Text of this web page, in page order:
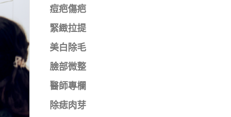
痘疤傷疤
緊緻拉提
美白除毛
臉部微整
醫師專欄
除痣肉芽